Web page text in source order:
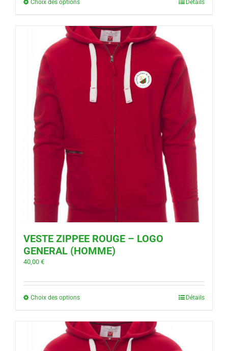
Choix des options Détails
VESTE ZIPPEE ROUGE – LOGO
GENERAL (HOMME)
40,00 €
Choix des options Détails